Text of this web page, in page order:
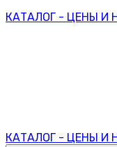
КАТАЛОГ - ЦЕНЫ И
КАТАЛОГ - ЦЕНЫ И